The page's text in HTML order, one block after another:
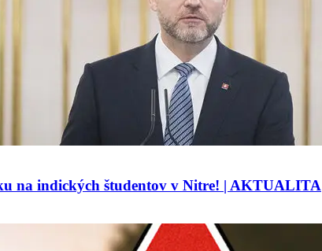
na indických študentov v Nitre! | AKTUALITA